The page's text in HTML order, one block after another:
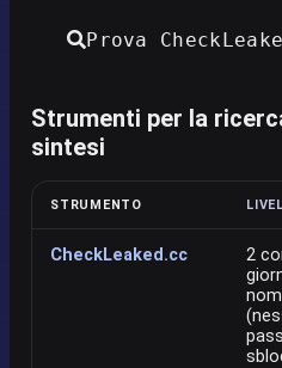
Prova
Strumenti per la
sintesi
STRUMENTO
CheckLeaked.cc
2